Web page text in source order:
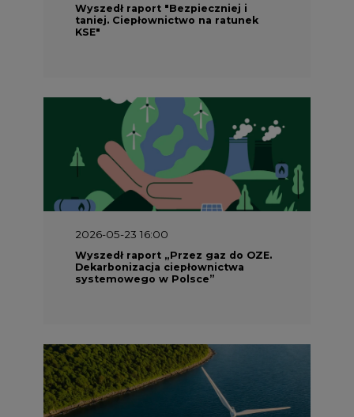
Wyszedł raport "Bezpieczniej i
taniej. Ciepłownictwo na ratunek
KSE"
2026-05-23 16:00
Wyszedł raport „Przez gaz do OZE.
Dekarbonizacja ciepłownictwa
systemowego w Polsce”